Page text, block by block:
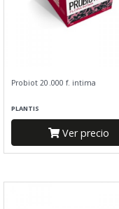
Probiot 20.000 f. intima
PLANTIS
Ver precio